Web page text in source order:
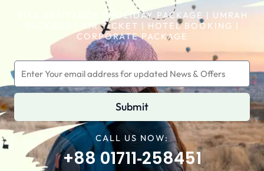
VISA ASSITANCE | HOLIDAY PACKAGE | UMRAH
PACKAGE | AIR TICKET | HOTEL BOOKING |
CORPORATE PACKAGE
Submit
CALL US NOW:
+88 01711‑258451